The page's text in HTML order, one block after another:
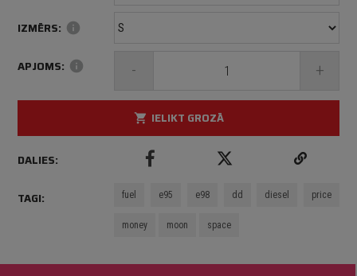
IZMĒRS: info
APJOMS: info - +
shopping_cart IELIKT GROZĀ
DALIES:
TAGI: fuel e95 e98 dd diesel price
money moon space